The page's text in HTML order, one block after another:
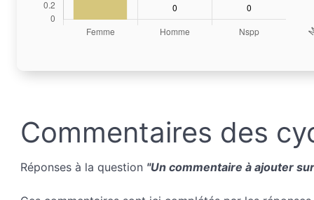
Commentaires des
Réponses à la question "Un commentaire à ajouter